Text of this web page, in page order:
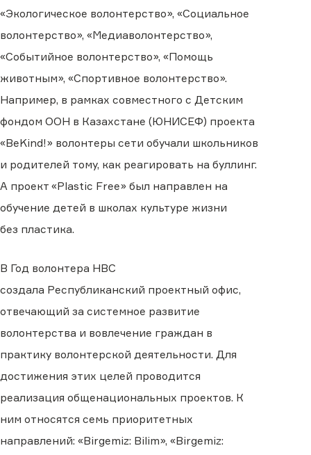
«Экологическое волонтерство», «Социальное
волонтерство», «Медиаволонтерство»,
«Событийное волонтерство», «Помощь
животным», «Спортивное волонтерство».
Например, в рамках совместного с Детским
фондом ООН в Казахстане (ЮНИСЕФ) проекта
«BeKind!» волонтеры сети обучали школьников
и родителей тому, как реагировать на буллинг.
А проект «Plastic Free» был направлен на
обучение детей в школах культуре жизни
без пластика.
В Год волонтера НВС
создала Республиканский проектный офис,
отвечающий за системное развитие
волонтерства и вовлечение граждан в
практику волонтерской деятельности. Для
достижения этих целей проводится
реализация общенациональных проектов. К
ним относятся семь приоритетных
направлений: «Birgemiz: Bilim», «Birgemiz: